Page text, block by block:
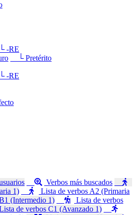
RE
└ Pretérito
RE
Verbos más buscados
1)
Lista de verbos A2 (Primaria
(Intermedio 1)
Lista de verbos
de verbos C1 (Avanzado 1)